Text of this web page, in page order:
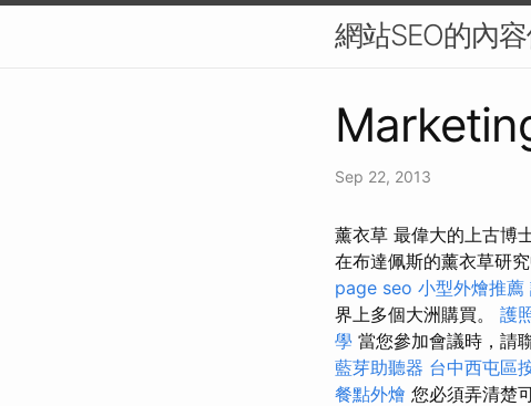
網站SEO的內
Sep 22, 2013
薰衣草 最偉大的上古博
在布達佩斯的薰衣草研
page seo 小型外燴推薦
界上多個大洲購買。 護
學 當您參加會議時，請
藍芽助聽器 台中西屯區
餐點外燴 您必須弄清楚